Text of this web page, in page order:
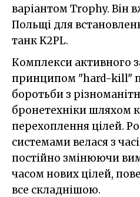
варіантом Trophy. Він
Польщі для
танк K2PL.
Комплекси активного
принципом "hard-kill"
боротьби з
бронетехніки шляхом
перехоплення цілей.
системами велася з
постійно змінюючи
часом нових цілей,
все складнішою.